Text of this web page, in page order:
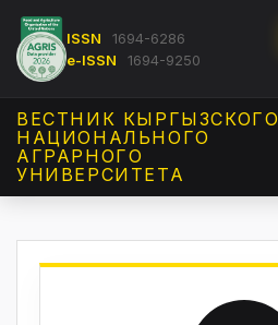
ISSN
1694-6286
e-ISSN
1694-9250
ВЕСТНИК КЫРГЫЗCКОГО
НАЦИОНАЛЬНОГО
АГРАРНОГО
УНИВЕРСИТЕТА